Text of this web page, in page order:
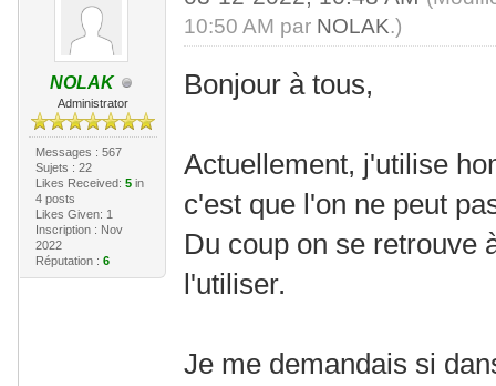
NOLAK
Administrator
Messages : 567
Sujets : 22
Likes Received: 5in
4 posts
Likes Given: 1
Inscription : Nov
2022
Réputation : 6
10:50 AM par NOLAK.)
Bonjour à tous,
Actuellement, j'utilise
c'est que l'on ne peut
Du coup on se retrouve
l'utiliser.
Je me demandais si